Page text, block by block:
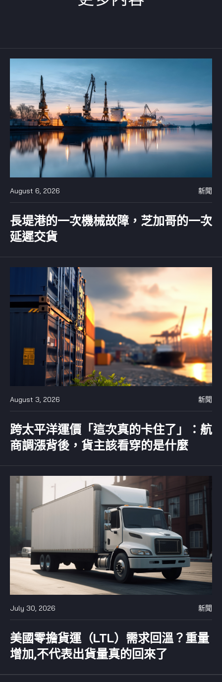
August 6, 2026 新聞
長堤港的一次機械故障，芝加哥的一次
延遲交貨
August 3, 2026 新聞
跨太平洋運價「這次真的卡住了」：航
商調漲背後，貨主該看穿的是什麼
July 30, 2026 新聞
美國零擔貨運（LTL）需求回溫？重量
增加,不代表出貨量真的回來了